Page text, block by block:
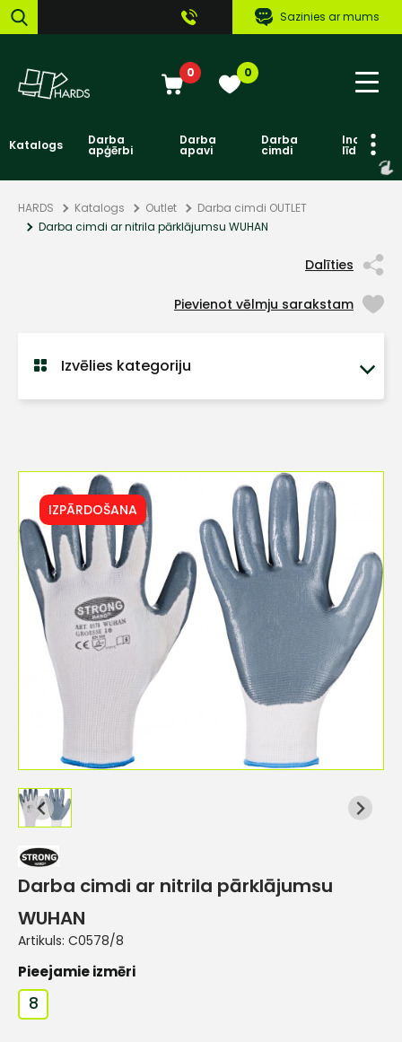
Sazinies ar mums
0 0
Katalogs Darba
apģērbi
Darba
apavi
Darba
cimdi līdzekļi
HARDS Katalogs Outlet
Darba cimdi OUTLET
Darba cimdi ar nitrila pārklājumsu WUHAN
Dalīties
Pievienot vēlmju sarakstam
Izvēlies kategoriju
IZPĀRDOŠANA
Darba cimdi ar nitrila pārklājumsu
WUHAN
Artikuls: C0578/8
Pieejamie izmēri
8